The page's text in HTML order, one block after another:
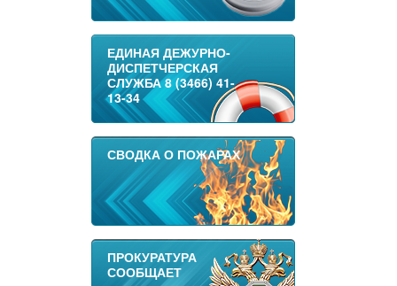
ЕДИНАЯ ДЕЖУРНО-
ДИСПЕТЧЕРСКАЯ
СЛУЖБА 8 (3466) 41-
13-34
СВОДКА О ПОЖАРАХ
ПРОКУРАТУРА
СООБЩАЕТ